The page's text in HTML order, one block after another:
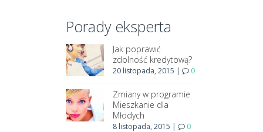
Porady eksperta
Jak poprawić
zdolność kredytową?
20 listopada, 2015 | 0
Zmiany w programie
Mieszkanie dla
Młodych
8 listopada, 2015 | 0